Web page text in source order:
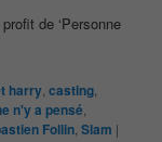
de ‘Personne
harry ,casting
n'y a pensé
Follin ,Slam |